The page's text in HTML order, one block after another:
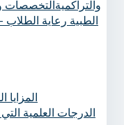
والتراكميةالتخصصات
الطبية ‏ رعاية الطلاب –
المزايا
الدرجات العلمية